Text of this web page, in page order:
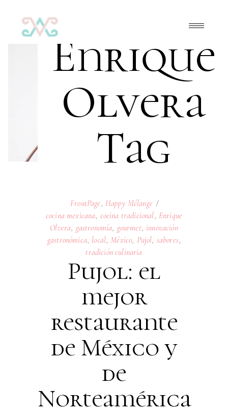
Enrique
Olvera
Tag
FrontPage Happy Mélange
cocina mexicana cocina tradicional Enrique
Olvera gastronomía gourmet, innovación
gastronómica local México Pujol sabores,
tradición culinaria
Pujol: el
mejor
restaurante
de México y
de
Norteamérica